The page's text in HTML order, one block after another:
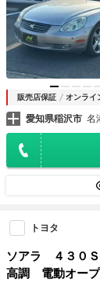
販売店保証 オンライ
愛知県稲沢市 名
トヨタ
ソアラ ４３０
高調 電動オー